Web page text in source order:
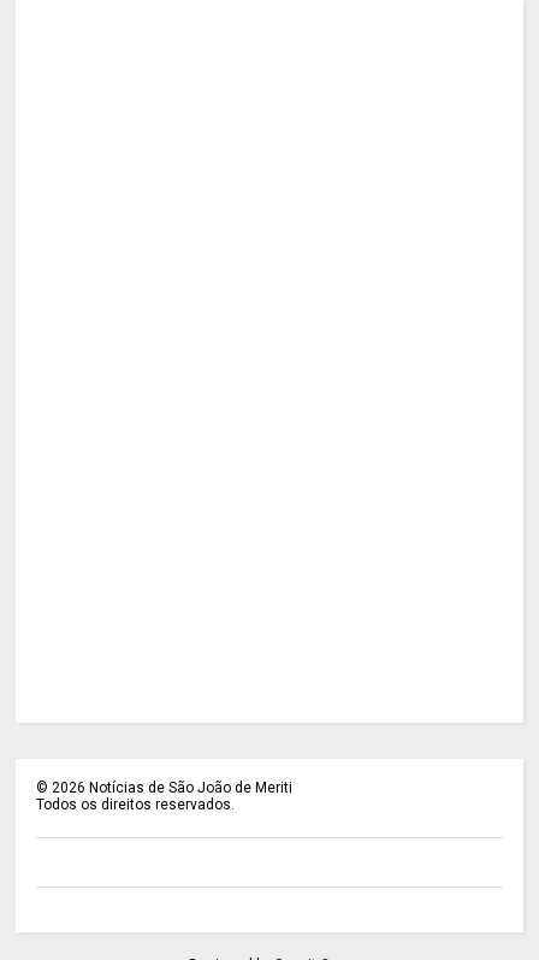
©2026 Notícias de São João de Meriti
Todos os direitos reservados.